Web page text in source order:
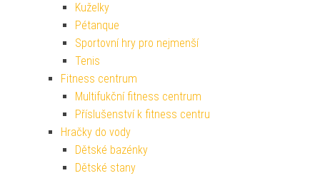
Kuželky
Pétanque
Sportovní hry pro nejmenší
Tenis
Fitness centrum
Multifukční fitness centrum
Příslušenství k fitness centru
Hračky do vody
Dětské bazénky
Dětské stany